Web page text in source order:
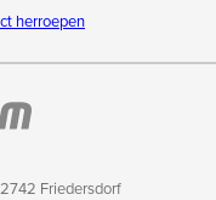
herroepen
Friedersdorf